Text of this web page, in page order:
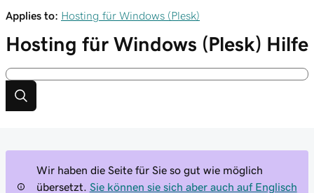
Applies to: Hosting für Windows (Plesk)
Hosting für Windows (Plesk) Hilfe
Wir haben die Seite für Sie so gut wie möglich
übersetzt.
Sie können sie sich aber auch auf Englisch